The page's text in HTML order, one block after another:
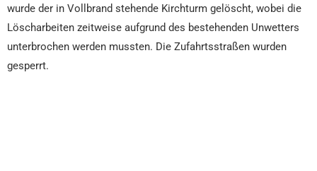
wurde der in Vollbrand stehende Kirchturm gelöscht, wobei die
Löscharbeiten zeitweise aufgrund des bestehenden Unwetters
unterbrochen werden mussten. Die Zufahrtsstraßen wurden
gesperrt.